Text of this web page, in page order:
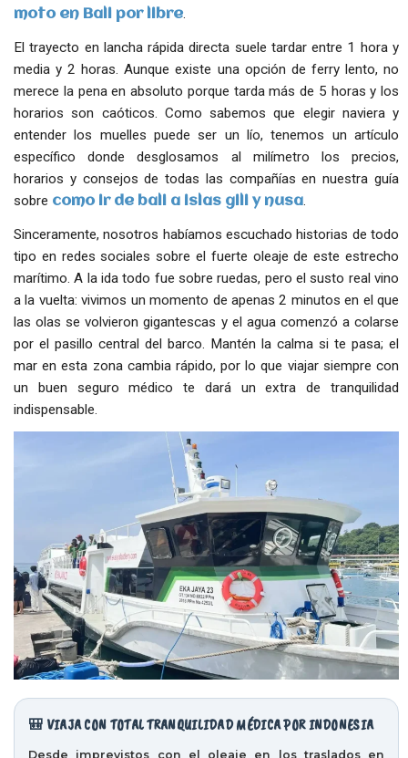
moto en Bali por libre.
El trayecto en lancha rápida directa suele tardar entre 1 hora y
media y 2 horas. Aunque existe una opción de ferry lento, no
merece la pena en absoluto porque tarda más de 5 horas y los
horarios son caóticos. Como sabemos que elegir naviera y
entender los muelles puede ser un lío, tenemos un artículo
específico donde desglosamos al milímetro los precios,
horarios y consejos de todas las compañías en nuestra guía
sobre como ir de bali a islas gili y nusa.
Sinceramente, nosotros habíamos escuchado historias de todo
tipo en redes sociales sobre el fuerte oleaje de este estrecho
marítimo. A la ida todo fue sobre ruedas, pero el susto real vino
a la vuelta: vivimos un momento de apenas 2 minutos en el que
las olas se volvieron gigantescas y el agua comenzó a colarse
por el pasillo central del barco. Mantén la calma si te pasa; el
mar en esta zona cambia rápido, por lo que viajar siempre con
un buen seguro médico te dará un extra de tranquilidad
indispensable.
🎒 VIAJA CON TOTAL TRANQUILIDAD MÉDICA POR INDONESIA
Desde imprevistos con el oleaje en los traslados en